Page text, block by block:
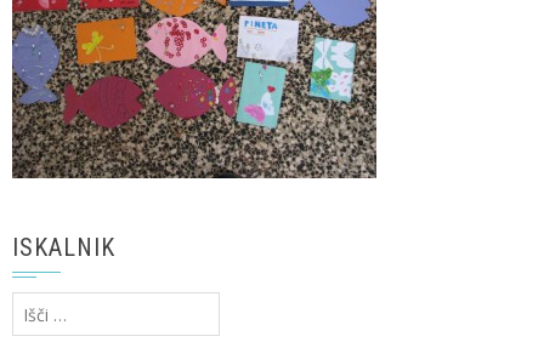
ISKALNIK
Išči: